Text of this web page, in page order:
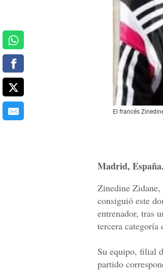
El francés
Madrid, España.
Zinedine Zidane,
consiguió este
entrenador, tras
tercera categoría
Su equipo, filial
partido